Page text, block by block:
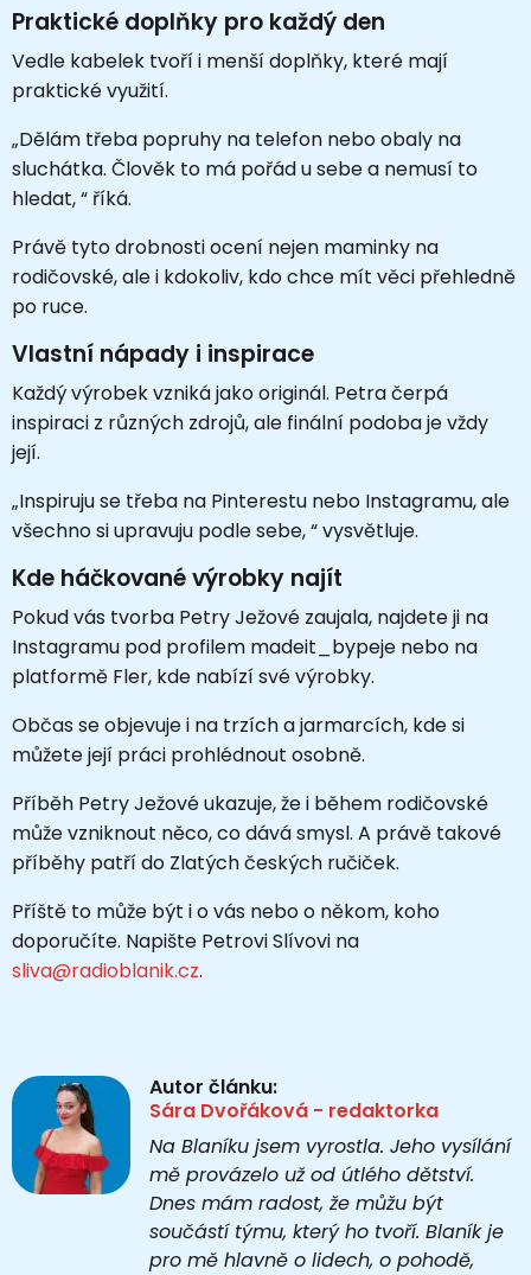
Praktické doplňky pro každý den
Vedle kabelek tvoří i menší doplňky, které mají
praktické využití.
„Dělám třeba popruhy na telefon nebo obaly na
sluchátka. Člověk to má pořád u sebe a nemusí to
hledat, “ říká.
Právě tyto drobnosti ocení nejen maminky na
rodičovské, ale i kdokoliv, kdo chce mít věci přehledně
po ruce.
Vlastní nápady i inspirace
Každý výrobek vzniká jako originál. Petra čerpá
inspiraci z různých zdrojů, ale finální podoba je vždy
její.
„Inspiruju se třeba na Pinterestu nebo Instagramu, ale
všechno si upravuju podle sebe, “ vysvětluje.
Kde háčkované výrobky najít
Pokud vás tvorba Petry Ježové zaujala, najdete ji na
Instagramu pod profilem madeit_bypeje nebo na
platformě Fler, kde nabízí své výrobky.
Občas se objevuje i na trzích a jarmarcích, kde si
můžete její práci prohlédnout osobně.
Příběh Petry Ježové ukazuje, že i během rodičovské
může vzniknout něco, co dává smysl. A právě takové
příběhy patří do Zlatých českých ručiček.
Příště to může být i o vás nebo o někom, koho
doporučíte. Napište Petrovi Slívovi na
sliva@radioblanik.cz.
Autor článku:
Sára Dvořáková - redaktorka
Na Blaníku jsem vyrostla. Jeho vysílání
mě provázelo už od útlého dětství.
Dnes mám radost, že můžu být
součástí týmu, který ho tvoří. Blaník je
pro mě hlavně o lidech, o pohodě,